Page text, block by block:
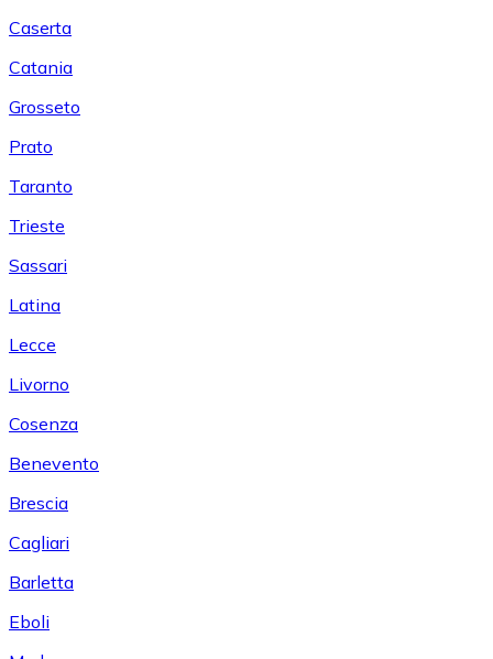
Caserta
Catania
Grosseto
Prato
Taranto
Trieste
Sassari
Latina
Lecce
Livorno
Cosenza
Benevento
Brescia
Cagliari
Barletta
Eboli